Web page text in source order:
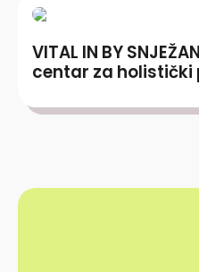
VITAL IN BY
centar za